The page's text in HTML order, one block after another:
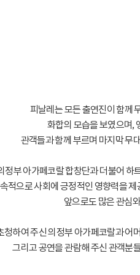
피날레는 모든 출연진이 함께
화합의 모습을 보였으며,
관객들과 함께 부르며 마지막 무
정부 아가페코랄 합창단과 더불어
적으로 사회에 긍정적인 영향력을
앞으로도 많은 관심
청하여 주신 의정부 아가페코랄과 어
그리고 공연을 관람해 주신 관객분